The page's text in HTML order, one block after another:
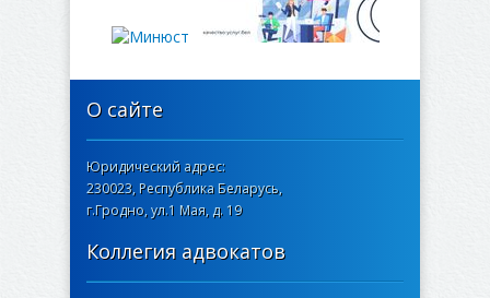
О сайте
Юридический адрес:
230023, Республика Беларусь,
г.Гродно, ул.1 Мая, д. 19
Коллегия адвокатов